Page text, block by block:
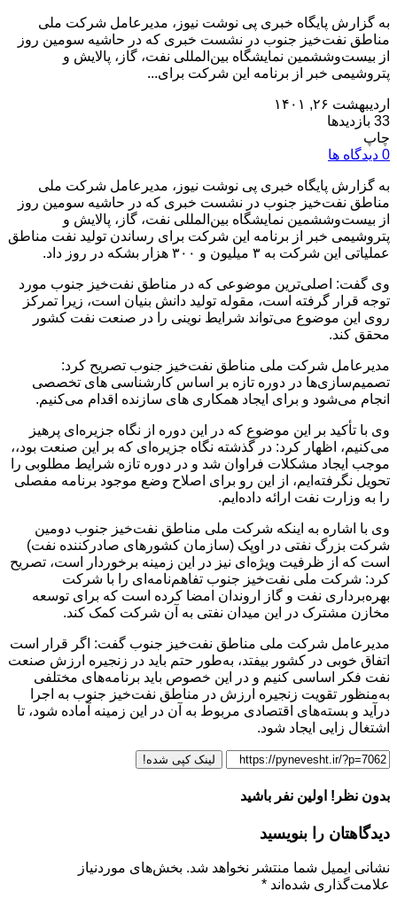
به گزارش پایگاه خبری پی نوشت نیوز، مدیرعامل شرکت ملی
مناطق نفت‌خیز جنوب در نشست خبری که در حاشیه سومین روز
از بیست‌وششمین نمایشگاه بین‌المللی نفت، گاز، پالایش و
پتروشیمی خبر از برنامه این شرکت برای...
اردیبهشت ۲۶, ۱۴۰۱
33 بازدیدها
چاپ
0 دیدگاه ها
به گزارش پایگاه خبری پی نوشت نیوز، مدیرعامل شرکت ملی
مناطق نفت‌خیز جنوب در نشست خبری که در حاشیه سومین روز
از بیست‌وششمین نمایشگاه بین‌المللی نفت، گاز، پالایش و
پتروشیمی خبر از برنامه این شرکت برای رساندن تولید نفت مناطق
عملیاتی این شرکت به ۳ میلیون و ۳۰۰ هزار بشکه در روز داد.
وی گفت: اصلی‌ترین موضوعی که در مناطق نفت‌خیز جنوب مورد
توجه قرار گرفته‌ است، مقوله تولید دانش بنیان است، زیرا تمرکز
روی این موضوع می‌تواند شرایط نوینی را در صنعت نفت کشور
محقق کند.
مدیرعامل شرکت ملی مناطق نفت‌خیز جنوب تصریح کرد:
تصمیم‌سازی‌ها در دوره تازه بر اساس کارشناسی های تخصصی
انجام می‌شود و برای ایجاد همکاری های سازنده اقدام می‌کنیم.
وی با تأکید بر این موضوع که در این دوره از نگاه جزیره‌ای پرهیز
می‌کنیم، اظهار کرد: در گذشته نگاه جزیره‌ای که بر این صنعت بود،،
موجب ایجاد مشکلات فراوان شد و در دوره تازه شرایط مطلوبی را
تحویل نگرفته‌ایم، از این رو برای اصلاح وضع موجود برنامه مفصلی
را به وزارت نفت ارائه داده‌ایم.
وی با اشاره به اینکه شرکت ملی مناطق نفت‌خیز جنوب دومین
شرکت بزرگ نفتی در اوپک (سازمان کشورهای صادرکننده نفت)
است که از ظرفیت ویژه‌ای نیز در این زمینه برخوردار است، تصریح
کرد: شرکت ملی نفت‌خیز جنوب تفاهم‌نامه‌ای را با شرکت
بهره‌برداری نفت و گاز اروندان امضا کرده است که برای توسعه
مخازن مشترک در این میدان نفتی به آن شرکت کمک کند.
مدیرعامل شرکت ملی مناطق نفت‌خیز جنوب گفت: اگر قرار است
اتفاق خوبی در کشور بیفتد، به‌طور حتم باید در زنجیره ارزش صنعت
نفت فکر اساسی کنیم و در این خصوص باید برنامه‌های مختلفی
به‌منظور تقویت زنجیره ارزش در مناطق نفت‌خیز جنوب به اجرا
درآید و بسته‌های اقتصادی مربوط به آن در این زمینه آماده شود، تا
اشتغال زایی ایجاد شود.
لینک کپی شده!
بدون نظر! اولین نفر باشید
دیدگاهتان را بنویسید
نشانی ایمیل شما منتشر نخواهد شد. بخش‌های موردنیاز
علامت‌گذاری شده‌اند *